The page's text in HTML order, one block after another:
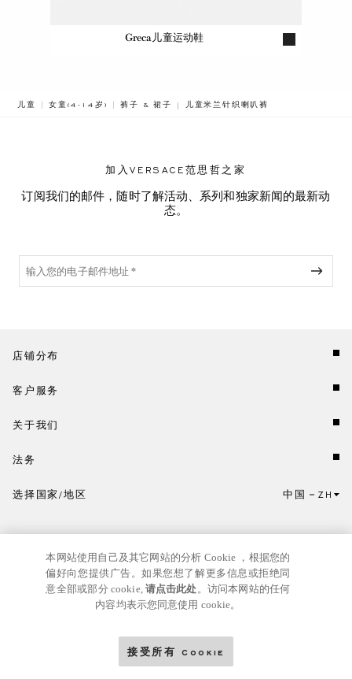
Greca儿童运动鞋
儿童 女童(4-14岁) 裤子 & 裙子 BREADCRUMB.ADA.LABEL.CURRENT
儿童米兰针织喇叭裤
加入VERSACE范思哲之家
订阅我们的邮件，随时了解活动、系列和独家新闻的最新动
态。
店铺分布
客户服务
关于我们
法务
点击此处选择国家/地区和语言。
选择国家/地区 中国 ZH
本网站使用自己及其它网站的分析 Cookie ，根据您的
偏好向您提供广告。如果您想了解更多信息或拒绝同
意全部或部分 cookie,请点击此处。访问本网站的任何
内容均表示您同意使用 cookie。
接受所有 Cookie